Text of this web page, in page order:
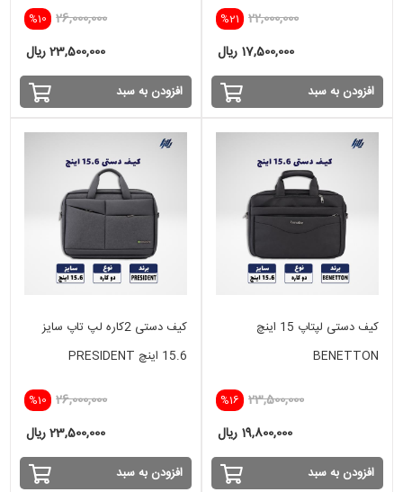
%21 22,000,000
17,500,000 ریال
افزودن به سبد
%10 26,000,000
23,500,000 ریال
افزودن به سبد
کیف دستی لپتاپ 15 اینچ
BENETTON
%16 23,500,000
19,800,000 ریال
افزودن به سبد
کیف دستی 2کاره لپ تاپ سایز
15.6 اینچ PRESIDENT
%10 26,000,000
23,500,000 ریال
افزودن به سبد